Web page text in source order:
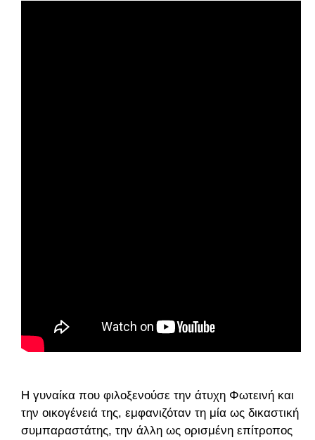
Η γυναίκα που φιλοξενούσε την άτυχη Φωτεινή και
την οικογένειά της, εμφανιζόταν τη μία ως δικαστική
συμπαραστάτης, την άλλη ως ορισμένη επίτροπος